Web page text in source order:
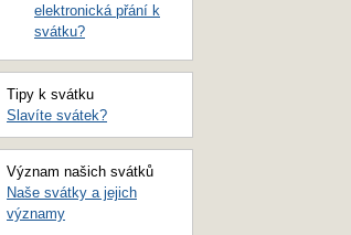
elektronická přání k
svátku?
Tipy k svátku
Slavíte svátek?
Význam našich svátků
Naše svátky a jejich
významy